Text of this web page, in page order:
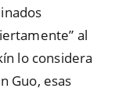
al
lo considera
Guo, esas